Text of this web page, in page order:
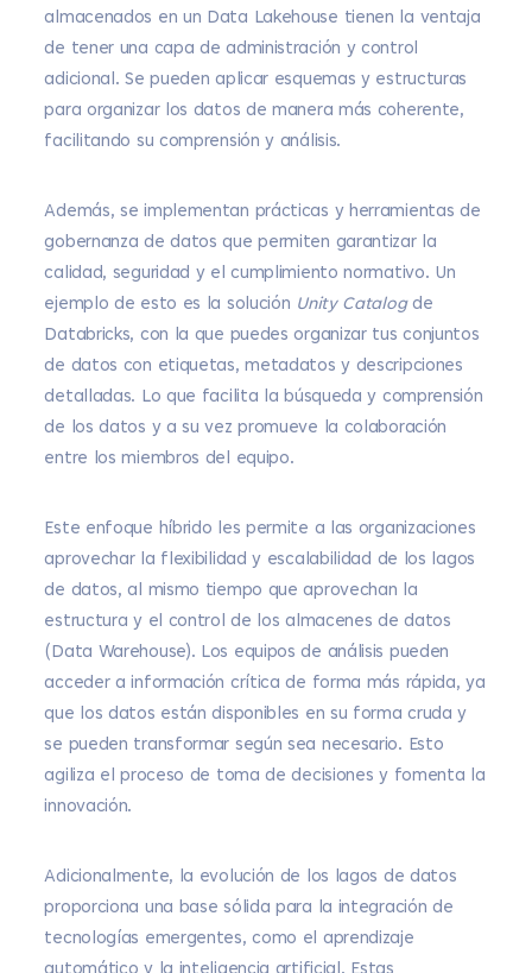
almacenados en un Data Lakehouse tienen la ventaja
de tener una capa de administración y control
adicional. Se pueden aplicar esquemas y estructuras
para organizar los datos de manera más coherente,
facilitando su comprensión y análisis.
Además, se implementan prácticas y herramientas de
gobernanza de datos que permiten garantizar la
calidad, seguridad y el cumplimiento normativo. Un
ejemplo de esto es la solución Unity Catalogde
Databricks, con la que puedes organizar tus conjuntos
de datos con etiquetas, metadatos y descripciones
detalladas. Lo que facilita la búsqueda y comprensión
de los datos y a su vez promueve la colaboración
entre los miembros del equipo.
Este enfoque híbrido les permite a las organizaciones
aprovechar la flexibilidad y escalabilidad de los lagos
de datos, al mismo tiempo que aprovechan la
estructura y el control de los almacenes de datos
(Data Warehouse). Los equipos de análisis pueden
acceder a información crítica de forma más rápida, ya
que los datos están disponibles en su forma cruda y
se pueden transformar según sea necesario. Esto
agiliza el proceso de toma de decisiones y fomenta la
innovación.
Adicionalmente, la evolución de los lagos de datos
proporciona una base sólida para la integración de
tecnologías emergentes, como el aprendizaje